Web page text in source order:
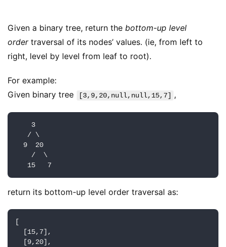
Given a binary tree, return the bottom-up level
ordertraversal of its nodes’ values. (ie, from left to
right, level by level from leaf to root).
For example:
Given binary tree
[3,9,20,null,null,15,7] ,
    3
   / \
  9  20
    /  \
return its bottom-up level order traversal as:
[
  [15,7],
  [9,20],